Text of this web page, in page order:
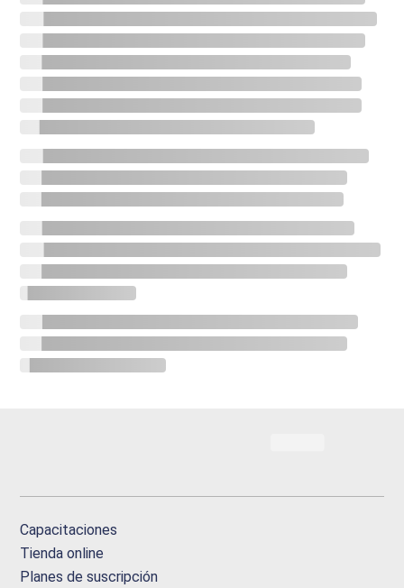
Capacitaciones
Tienda online
Planes de suscripción